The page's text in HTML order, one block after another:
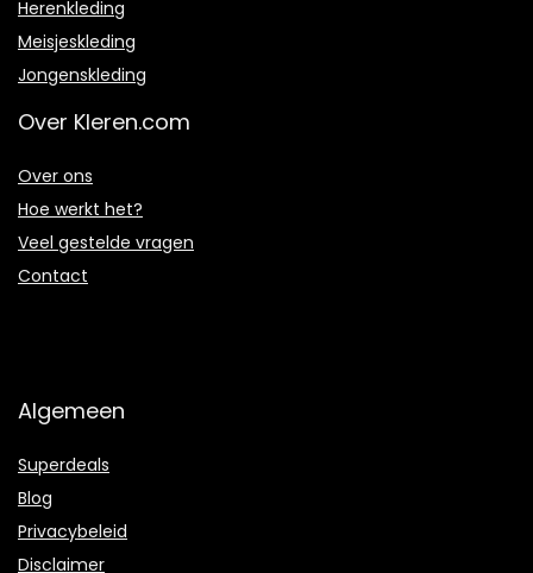
Herenkleding
Meisjeskleding
Jongenskleding
Over Kleren.com
Over ons
Hoe werkt het?
Veel gestelde vragen
Contact
Algemeen
Superdeals
Blog
Privacybeleid
Disclaimer